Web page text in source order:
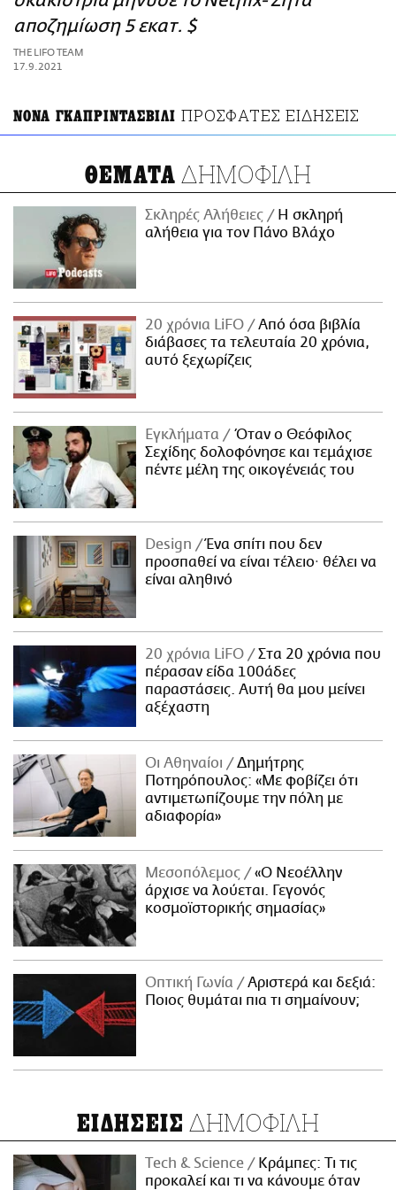
ΑΜΠΑ
PRINT
αποζημίωση 5 εκατ. $
THE LIFO TEAM
17.9.2021
ΝΟΝΑ ΓΚΑΠΡΙΝΤΑΣΒΙΛΙ ΠΡΟΣΦΑΤΕΣ ΕΙΔΗΣΕΙΣ
ΘΕΜΑΤΑ ΔΗΜΟΦΙΛΗ
Σκληρές Αλήθειες
H σκληρή
αλήθεια για τον Πάνο Βλάχο
20 χρόνια LiFO
Από όσα βιβλία
διάβασες τα τελευταία 20 χρόνια,
αυτό ξεχωρίζεις
Εγκλήματα
Όταν ο Θεόφιλος
Σεχίδης δολοφόνησε και τεμάχισε
πέντε μέλη της οικογένειάς του
Design
Ένα σπίτι που δεν
προσπαθεί να είναι τέλειο· θέλει να
είναι αληθινό
20 χρόνια LiFO
Στα 20 χρόνια που
πέρασαν είδα 100άδες
παραστάσεις. Αυτή θα μου μείνει
αξέχαστη
Οι Αθηναίοι
Δημήτρης
Ποτηρόπουλος: «Με φοβίζει ότι
αντιμετωπίζουμε την πόλη με
αδιαφορία»
Μεσοπόλεμος
«Ο Νεοέλλην
άρχισε να λούεται. Γεγονός
κοσμοϊστορικής σημασίας»
Οπτική Γωνία
Αριστερά και δεξιά:
Ποιος θυμάται πια τι σημαίνουν;
ΕΙΔΗΣΕΙΣ ΔΗΜΟΦΙΛΗ
Τech & Science
Κράμπες: Τι τις
προκαλεί και τι να κάνουμε όταν